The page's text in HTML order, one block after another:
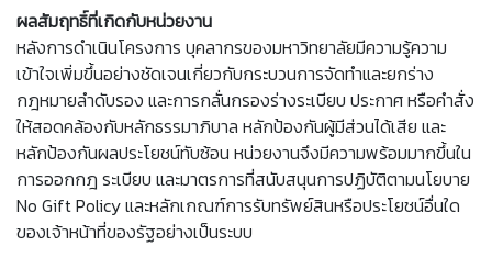
ผลสัมฤทธิ์ที่เกิดกับหน่วยงาน
หลังการดำเนินโครงการ บุคลากรของมหาวิทยาลัยมีความรู้ความ
เข้าใจเพิ่มขึ้นอย่างชัดเจนเกี่ยวกับกระบวนการจัดทำและยกร่าง
กฎหมายลำดับรอง และการกลั่นกรองร่างระเบียบ ประกาศ หรือคำสั่ง
ให้สอดคล้องกับหลักธรรมาภิบาล หลักป้องกันผู้มีส่วนได้เสีย และ
หลักป้องกันผลประโยชน์ทับซ้อน หน่วยงานจึงมีความพร้อมมากขึ้นใน
การออกกฎ ระเบียบ และมาตรการที่สนับสนุนการปฏิบัติตามนโยบาย
No Gift Policy และหลักเกณฑ์การรับทรัพย์สินหรือประโยชน์อื่นใด
ของเจ้าหน้าที่ของรัฐอย่างเป็นระบบ